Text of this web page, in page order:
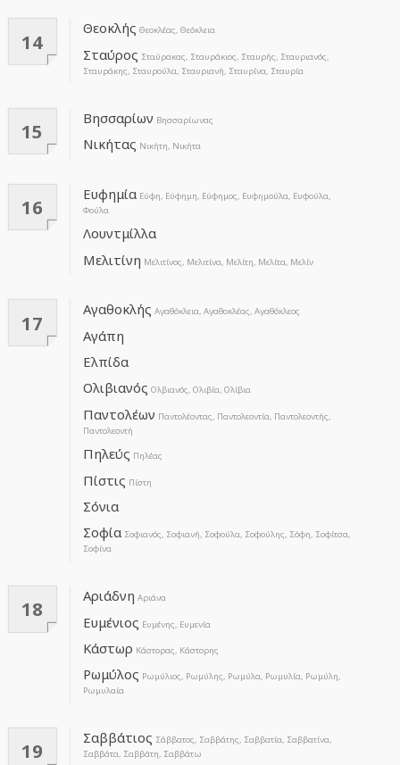
14
Θεοκλής Θεοκλέας, Θεόκλεια
Σταύρος Σταύρακας, Σταυράκιος, Σταυρής, Σταυριανός,
Σταυράκης, Σταυρούλα, Σταυριανή, Σταυρίνα, Σταυρία
15
Βησσαρίων Βησσαρίωνας
Νικήτας Νικήτη, Νικήτα
16
Ευφημία Εύφη, Εύφημη, Εύφημος, Ευφημούλα, Ευφούλα,
Φούλα
Λουντμίλλα
Μελιτίνη Μελιτίνος, Μελιτίνα, Μελίτη, Μελίτα, Μελίν
17
Αγαθοκλής Αγαθόκλεια, Αγαθοκλέας, Αγαθόκλεος
Αγάπη
Ελπίδα
Ολιβιανός Ολβιανός, Ολιβία, Ολίβια
Παντολέων Παντολέοντας, Παντολεοντία, Παντολεοντής,
Παντολεοντή
Πηλεύς Πηλέας
Πίστις Πίστη
Σόνια
Σοφία Σοφιανός, Σοφιανή, Σοφούλα, Σοφούλης, Σόφη, Σοφίτσα,
Σοφίνα
18
Αριάδνη Αριάνα
Ευμένιος Ευμένης, Ευμενία
Κάστωρ Κάστορας, Κάστορης
Ρωμύλος Ρωμύλιος, Ρωμύλης, Ρωμύλα, Ρωμυλία, Ρωμύλη,
Ρωμυλαία
19
Σαββάτιος Σάββατος, Σαββάτης, Σαββατία, Σαββατίνα,
Σαββάτα, Σαββάτη, Σαββάτω